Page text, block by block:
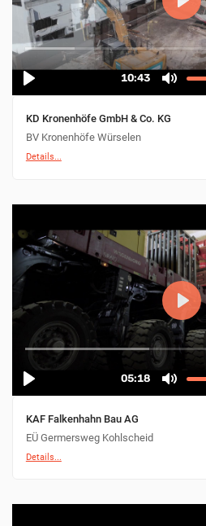
KD Kronenhöfe GmbH & Co. KG
BV Kronenhöfe Würselen
Details...
KAF Falkenhahn Bau AG
EÜ Germersweg Kohlscheid
Details...